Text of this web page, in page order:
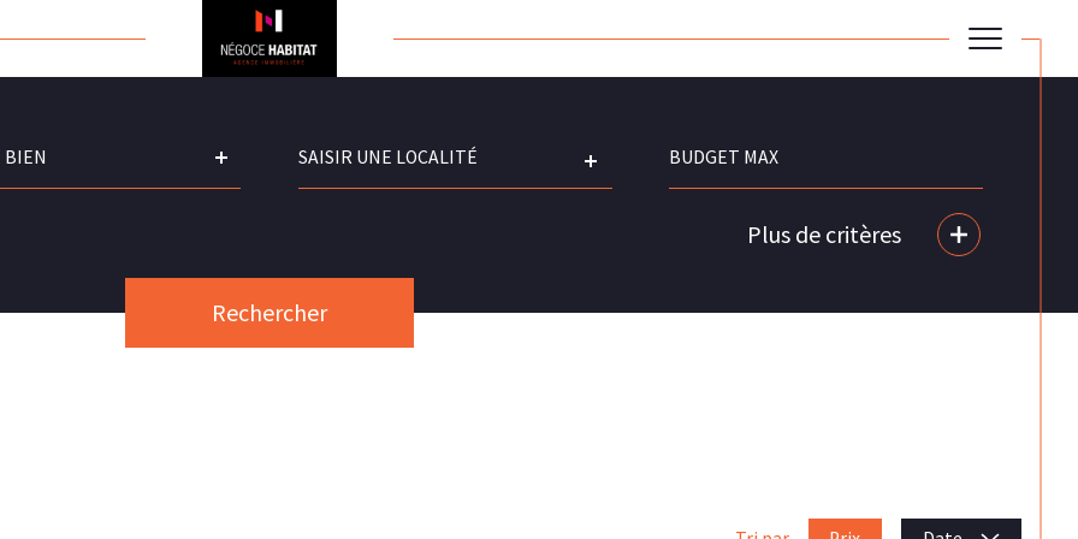
BIEN
Plus de critères
Rechercher